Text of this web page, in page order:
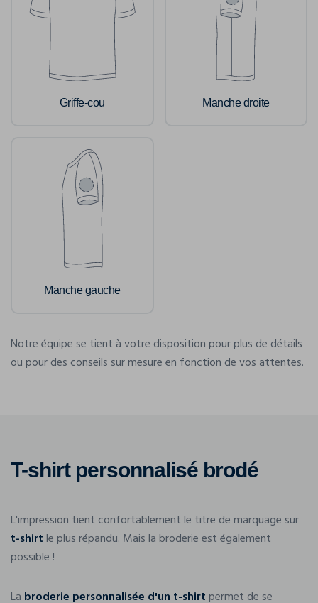
Griffe-cou Manche droite
Manche gauche
Notre équipe se tient à votre disposition pour plus de détails
ou pour des conseils sur mesure en fonction de vos attentes.
T-shirt personnalisé brodé
L'impression tient confortablement le titre de marquage sur
t-shirtle plus répandu. Mais la broderie est également
possible !
La broderie personnalisée d'un t-shirtpermet de se